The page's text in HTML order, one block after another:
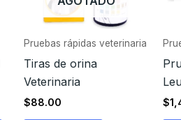
Pruebas rápidas veterinaria
Tiras de orina
Veterinaria
$88.00 $